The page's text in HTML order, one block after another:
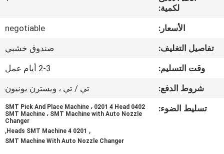
جولة
المصنع
مراقبة
الجودة
اتصل
لكمية:
الأسعار:
negotiable
تفاصيل التغليف:
صندوق خشبي
وقت التسليم:
2-3 أيام عمل
شروط الدفع:
تي / تي ، ويسترن يونيون
تسليط الضوء:
0402 SMT Pick And Place Machine ، 0201 4 Head
SMT Machine ، SMT Machine with Auto Nozzle
Changer
,
0201 4 Heads SMT Machine
,
SMT Machine With Auto Nozzle Changer